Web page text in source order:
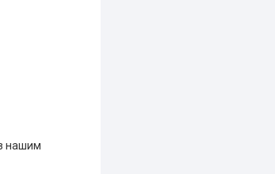
нашим